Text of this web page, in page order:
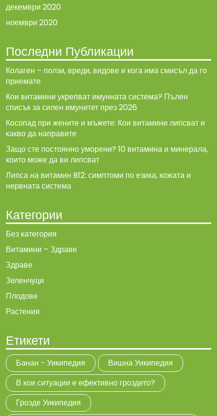
декември 2020
ноември 2020
Последни Публикации
Колаген – ползи, вреди, видове и кога има смисъл да го
приемате
Кои витамини укрепват имунната система? Пълен
списък за силен имунитет през 2026
Косопад при жените и мъжете: Кои витамини липсват и
какво да направите
Защо сте постоянно уморени? 10 витамина и минерала,
които може да ви липсват
Липса на витамин B12: симптоми по езика, кожата и
нервната система
Категории
Без категория
Витамини – Здраве
Здраве
Зеленчуци
Плодове
Растения
Етикети
Банан - Уикипедия
Вишна Уикипедия
В кои ситуации е ефективно гроздето?
Грозде Уикипедия